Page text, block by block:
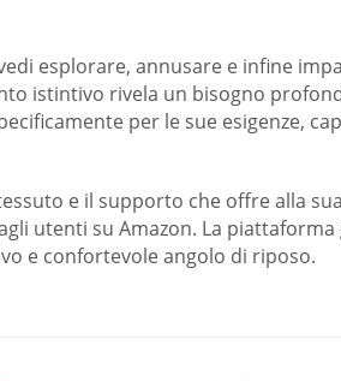
esplorare, annusare e infine
istintivo rivela un bisogno
per le sue esigenze,
e il supporto che offre alla
utenti su Amazon. La piattaforma
e confortevole angolo di riposo.